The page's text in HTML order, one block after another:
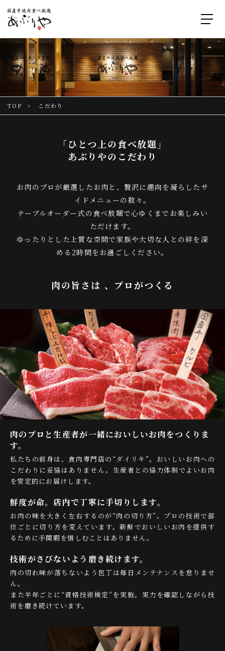
TOP こだわり
「ひとつ上の食べ放題」
あぶりやのこだわり
お肉のプロが厳選したお肉と、贅沢に趣向を凝らしたサ
イドメニューの数々。
テーブルオーダー式の食べ放題で心ゆくまでお楽しみい
ただけます。
ゆったりとした上質な空間で家族や大切な人との絆を深
める2時間をお過ごしください。
肉の旨さは 、プロがつくる
肉のプロと生産者が一緒においしいお肉をつくりま
す。
私たちの前身は、食肉専門店の“ダイリキ”。おいしいお肉への
こだわりに妥協はありません。生産者との協力体制でよいお肉
を安定的にお届けします。
鮮度が命。店内で丁寧に手切りします。
お肉の味を大きく左右するのが“肉の切り方”。プロの技術で部
位ごとに切り方を変えています。新鮮でおいしいお肉を提供す
るために手間暇を惜しむことはありません。
技術がさびないよう磨き続けます。
肉の切れ味が落ちないよう包丁は毎日メンテナンスを怠りませ
ん。
また半年ごとに“資格技術検定”を実施。実力を確認しながら技
術を磨き続けています。